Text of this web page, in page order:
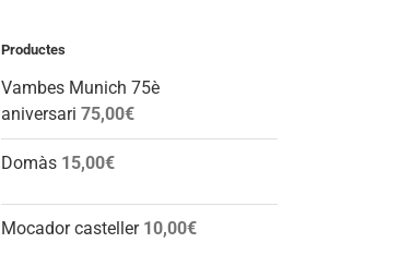
Productes
Vambes Munich 75è
aniversari 75,00€
Domàs 15,00€
Mocador casteller 10,00€